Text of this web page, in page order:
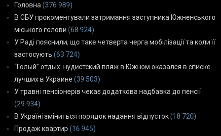
Головна (376 989)
В СБУ прокоментували затримання заступника Южненського
міського голови (68 924)
У Раді пояснили, що таке четверта черга мобілізації та коли її
застосують (63 724)
“Голый” отдых: нудистский пляж в Южном оказался в списке
лучших в Украине (39 503)
У травні пенсіонерів чекає додаткова надбавка до пенсії
(29 934)
В Україні зміниться порядок надання відпусток(18 720)
Продаж квартир (16 945)